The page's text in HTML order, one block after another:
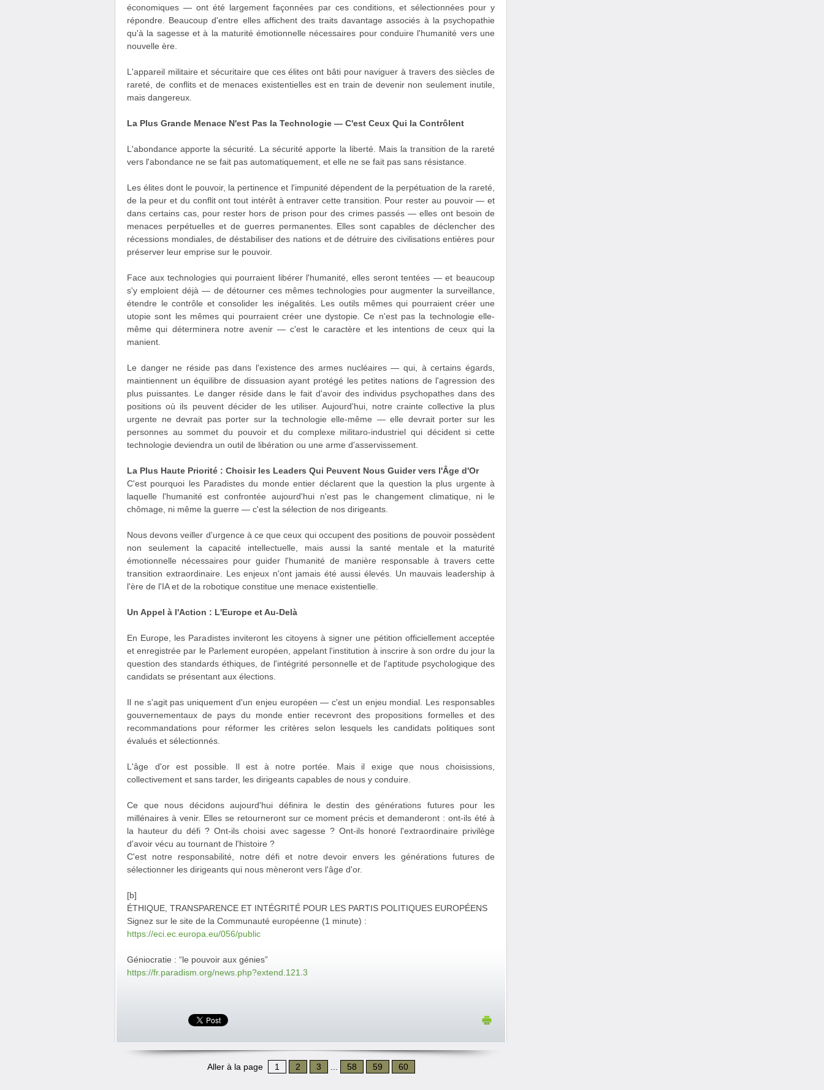
économiques — ont été largement façonnées par ces conditions, et sélectionnées pour y
répondre. Beaucoup d'entre elles affichent des traits davantage associés à la psychopathie
qu'à la sagesse et à la maturité émotionnelle nécessaires pour conduire l'humanité vers une
nouvelle ère.
L'appareil militaire et sécuritaire que ces élites ont bâti pour naviguer à travers des siècles de
rareté, de conflits et de menaces existentielles est en train de devenir non seulement inutile,
mais dangereux.
La Plus Grande Menace N'est Pas la Technologie — C'est Ceux Qui la Contrôlent
L'abondance apporte la sécurité. La sécurité apporte la liberté. Mais la transition de la rareté
vers l'abondance ne se fait pas automatiquement, et elle ne se fait pas sans résistance.
Les élites dont le pouvoir, la pertinence et l'impunité dépendent de la perpétuation de la rareté,
de la peur et du conflit ont tout intérêt à entraver cette transition. Pour rester au pouvoir — et
dans certains cas, pour rester hors de prison pour des crimes passés — elles ont besoin de
menaces perpétuelles et de guerres permanentes. Elles sont capables de déclencher des
récessions mondiales, de déstabiliser des nations et de détruire des civilisations entières pour
préserver leur emprise sur le pouvoir.
Face aux technologies qui pourraient libérer l'humanité, elles seront tentées — et beaucoup
s'y emploient déjà — de détourner ces mêmes technologies pour augmenter la surveillance,
étendre le contrôle et consolider les inégalités. Les outils mêmes qui pourraient créer une
utopie sont les mêmes qui pourraient créer une dystopie. Ce n'est pas la technologie elle-
même qui déterminera notre avenir — c'est le caractère et les intentions de ceux qui la
manient.
Le danger ne réside pas dans l'existence des armes nucléaires — qui, à certains égards,
maintiennent un équilibre de dissuasion ayant protégé les petites nations de l'agression des
plus puissantes. Le danger réside dans le fait d'avoir des individus psychopathes dans des
positions où ils peuvent décider de les utiliser. Aujourd'hui, notre crainte collective la plus
urgente ne devrait pas porter sur la technologie elle-même — elle devrait porter sur les
personnes au sommet du pouvoir et du complexe militaro-industriel qui décident si cette
technologie deviendra un outil de libération ou une arme d'asservissement.
La Plus Haute Priorité : Choisir les Leaders Qui Peuvent Nous Guider vers l'Âge d'Or
C'est pourquoi les Paradistes du monde entier déclarent que la question la plus urgente à
laquelle l'humanité est confrontée aujourd'hui n'est pas le changement climatique, ni le
chômage, ni même la guerre — c'est la sélection de nos dirigeants.
Nous devons veiller d'urgence à ce que ceux qui occupent des positions de pouvoir possèdent
non seulement la capacité intellectuelle, mais aussi la santé mentale et la maturité
émotionnelle nécessaires pour guider l'humanité de manière responsable à travers cette
transition extraordinaire. Les enjeux n'ont jamais été aussi élevés. Un mauvais leadership à
l'ère de l'IA et de la robotique constitue une menace existentielle.
Un Appel à l'Action : L'Europe et Au-Delà
En Europe, les Paradistes inviteront les citoyens à signer une pétition officiellement acceptée
et enregistrée par le Parlement européen, appelant l'institution à inscrire à son ordre du jour la
question des standards éthiques, de l'intégrité personnelle et de l'aptitude psychologique des
candidats se présentant aux élections.
Il ne s'agit pas uniquement d'un enjeu européen — c'est un enjeu mondial. Les responsables
gouvernementaux de pays du monde entier recevront des propositions formelles et des
recommandations pour réformer les critères selon lesquels les candidats politiques sont
évalués et sélectionnés.
L'âge d'or est possible. Il est à notre portée. Mais il exige que nous choisissions,
collectivement et sans tarder, les dirigeants capables de nous y conduire.
Ce que nous décidons aujourd'hui définira le destin des générations futures pour les
millénaires à venir. Elles se retourneront sur ce moment précis et demanderont : ont-ils été à
la hauteur du défi ? Ont-ils choisi avec sagesse ? Ont-ils honoré l'extraordinaire privilège
d'avoir vécu au tournant de l'histoire ?
C'est notre responsabilité, notre défi et notre devoir envers les générations futures de
sélectionner les dirigeants qui nous mèneront vers l'âge d'or.
[b]
ÉTHIQUE, TRANSPARENCE ET INTÉGRITÉ POUR LES PARTIS POLITIQUES EUROPÉENS
Signez sur le site de la Communauté européenne (1 minute) :
https://eci.ec.europa.eu/056/public
Géniocratie : “le pouvoir aux génies”
https://fr.paradism.org/news.php?extend.121.3
Aller à la page 1 2 3 58 59 60